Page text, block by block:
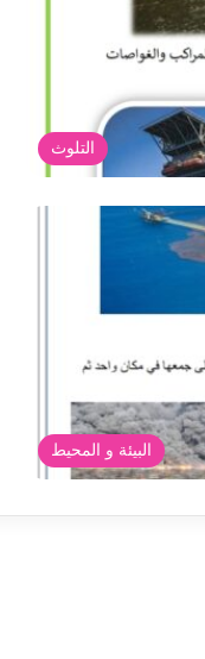
التلوث
البيئة و المحيط